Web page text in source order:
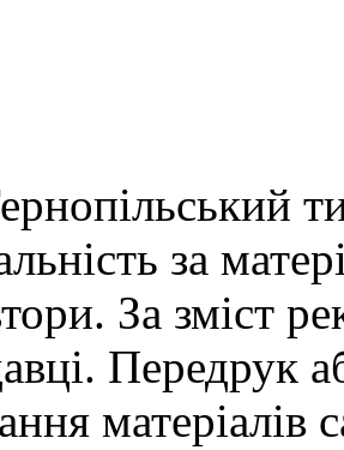
за
За зміст
Передрук
матеріалів